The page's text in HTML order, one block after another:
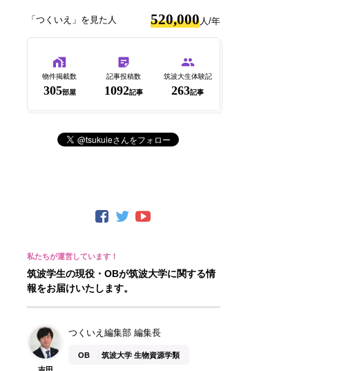
「つくいえ」を見た人 520,000 人/年
物件掲載数
305部屋
記事投稿数
1092記事
筑波大生体験記
263記事
筑波学生の現役・OBが筑波大学に関する情
報をお届けいたします。
つくいえ編集部 編集長
OB 筑波大学 生物資源学類